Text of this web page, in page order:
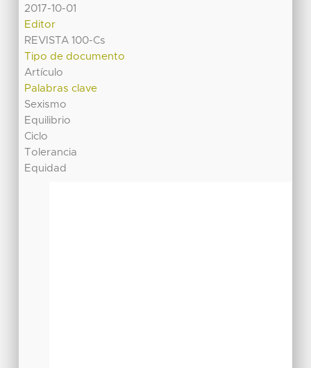
2017-10-01
Editor
REVISTA 100-Cs
Tipo de documento
Artículo
Palabras clave
Sexismo
Equilibrio
Ciclo
Tolerancia
Equidad